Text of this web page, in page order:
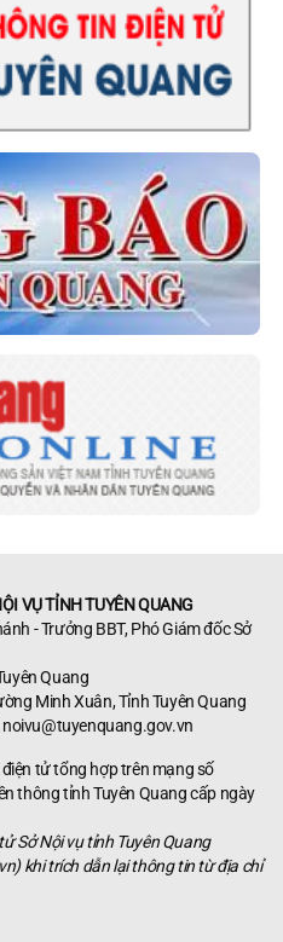
VỤ TỈNH TUYÊN QUANG
- Trưởng BBT, Phó Giám đốc Sở
Quang
Minh Xuân, Tỉnh Tuyên Quang
noivu@tuyenquang.gov.vn
tử tổng hợp trên mạng số
thông tỉnh Tuyên Quang cấp ngày
Sở Nội vụ tỉnh Tuyên Quang
khi trích dẫn lại thông tin từ địa chỉ